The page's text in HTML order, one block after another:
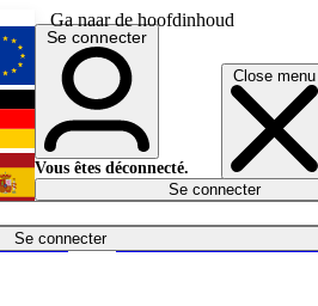
Ga naar de hoofdinhoud
Close menu
Se connecter
Économie
English
Deutsch
Español
Se connecter
Vous êtes déconnecté.
Se connecter